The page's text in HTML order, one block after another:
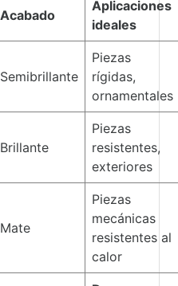
Acabado
Aplicaciones
ideales
Semibrillante
Piezas
rígidas,
ornamentales
Brillante
Piezas
resistentes,
exteriores
Mate
Piezas
mecánicas
resistentes al
calor